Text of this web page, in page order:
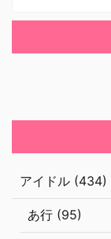
アイドル (434)
あ行 (95)